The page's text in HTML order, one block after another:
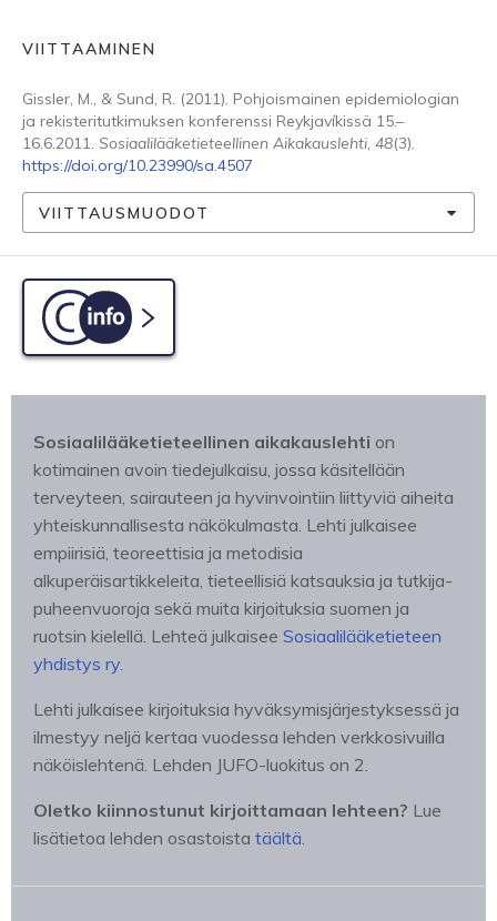
VIITTAAMINEN
Gissler, M., & Sund, R. (2011). Pohjoismainen epidemiologian
ja rekisteritutkimuksen konferenssi Reykjavíkissä 15.–
16.6.2011. Sosiaalilääketieteellinen Aikakauslehti, 48(3).
https://doi.org/10.23990/sa.4507
VIITTAUSMUODOT
C-info
Sosiaalilääketieteellinen aikakauslehti on
kotimainen avoin tiedejulkaisu, jossa käsitellään
terveyteen, sairauteen ja hyvinvointiin liittyviä aiheita
yhteiskunnallisesta näkökulmasta. Lehti julkaisee
empiirisiä, teoreettisia ja metodisia
alkuperäisartikkeleita, tieteellisiä katsauksia ja tutkija-
puheenvuoroja sekä muita kirjoituksia suomen ja
ruotsin kielellä. Lehteä julkaisee Sosiaalilääketieteen
yhdistys ry.
Lehti julkaisee kirjoituksia hyväksymisjärjestyksessä ja
ilmestyy neljä kertaa vuodessa lehden verkkosivuilla
näköislehtenä. Lehden JUFO-luokitus on 2.
Oletko kiinnostunut kirjoittamaan lehteen? Lue
lisätietoa lehden osastoista täältä.